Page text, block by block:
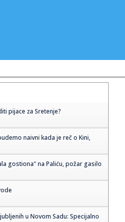
pijace za Sretenje?
naivni kada je reč o Kini,
gostiona" na Paliću, požar gasilo
u Novom Sadu: Specijalno